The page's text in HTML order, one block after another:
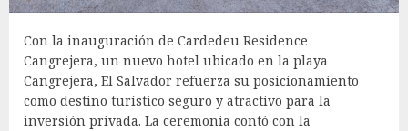
Con la inauguración de Cardedeu Residence
Cangrejera, un nuevo hotel ubicado en la playa
Cangrejera, El Salvador refuerza su posicionamiento
como destino turístico seguro y atractivo para la
inversión privada. La ceremonia contó con la